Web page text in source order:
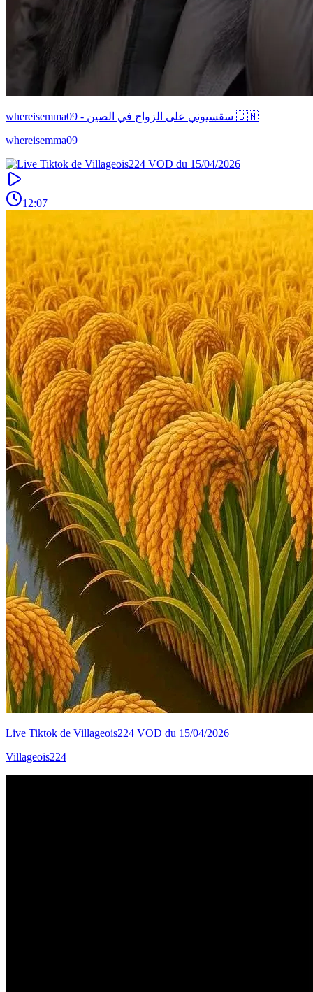
whereisemma09 - سقسيوني على الزواج في الصين 🇨🇳
whereisemma09
12:07
Live Tiktok de Villageois224 VOD du 15/04/2026
Villageois224